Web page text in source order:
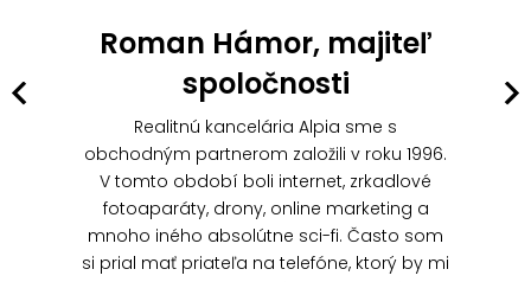
Roman Hámor, majiteľ
spoločnosti
Realitnú kancelária Alpia sme s
obchodným partnerom založili v roku 1996.
V tomto období boli internet, zrkadlové
fotoaparáty, drony, online marketing a
mnoho iného absolútne sci-fi. Často som
si prial mať priateľa na telefóne, ktorý by mi